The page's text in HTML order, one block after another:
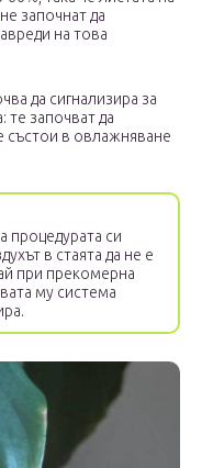
започнат да
на това
да сигнализира за
започват да
състои в овлажняване
процедурата си
в стаята да не е
при прекомерна
му система